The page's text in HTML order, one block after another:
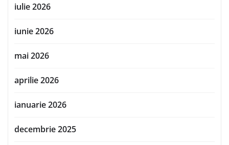
iulie 2026
iunie 2026
mai 2026
aprilie 2026
ianuarie 2026
decembrie 2025